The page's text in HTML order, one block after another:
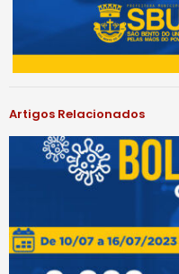
Artigos Relacionados